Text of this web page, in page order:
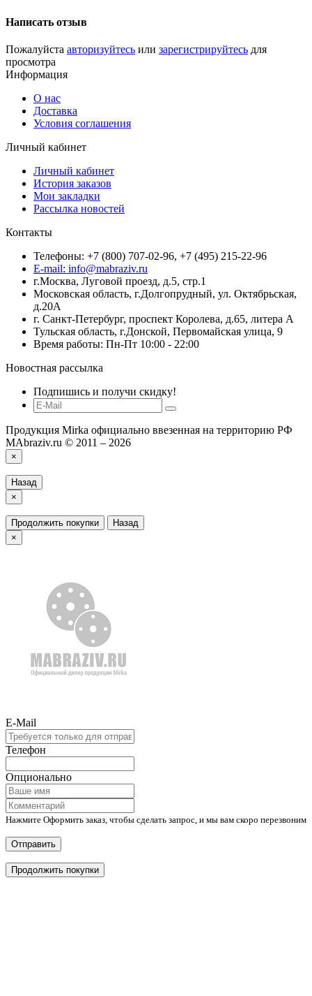
Написать отзыв
Пожалуйста авторизуйтесь или зарегистрируйтесь для
просмотра
Информация
О нас
Доставка
Условия соглашения
Личный кабинет
Личный кабинет
История заказов
Мои закладки
Рассылка новостей
Контакты
Телефоны: +7 (800) 707-02-96, +7 (495) 215-22-96
E-mail: info@mabraziv.ru
г.Москва, Луговой проезд, д.5, стр.1
Московская область, г.Долгопрудный, ул. Октябрьская,
д.20А
г. Санкт-Петербург, проспект Королева, д.65, литера А
Тульская область, г.Донской, Первомайская улица, 9
Время работы: Пн-Пт 10:00 - 22:00
Новостная рассылка
Подпишись и получи скидку!
Продукция Mirka официально ввезенная на территорию РФ
MAbraziv.ru © 2011 – 2026
×
Назад
×
Продолжить покупки
Назад
×
E-Mail
Телефон
Опционально
Нажмите Оформить заказ, чтобы сделать запрос, и мы вам скоро перезвоним
Отправить
Продолжить покупки